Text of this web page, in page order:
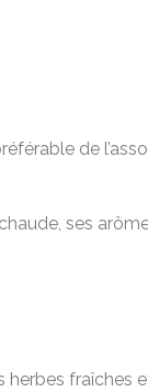
de
ses
herbes fraîches